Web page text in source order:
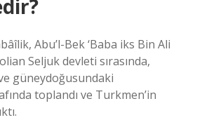
Abu’l-Bek ‘Baba iks Bin Ali
Seljuk devleti sırasında,
güneydoğusundaki
toplandı ve Turkmen’in